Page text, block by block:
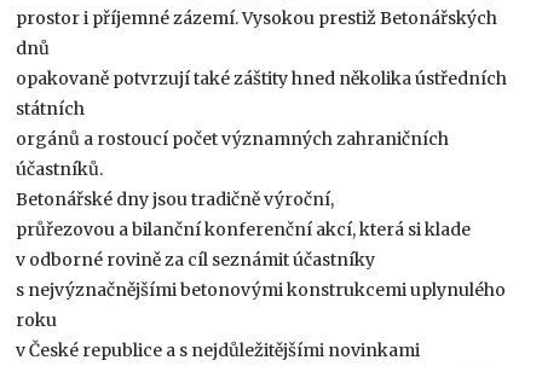
prostor i příjemné zázemí. Vysokou prestiž Betonářských
dnů
opakovaně potvrzují také záštity hned několika ústředních
státních
orgánů a rostoucí počet významných zahraničních
účastníků.
Betonářské dny jsou tradičně výroční,
průřezovou a bilanční konferenční akcí, která si klade
v odborné rovině za cíl seznámit účastníky
s nejvýznačnějšími betonovými konstrukcemi uplynulého
roku
v České republice a s nejdůležitějšími novinkami